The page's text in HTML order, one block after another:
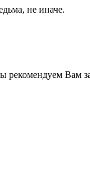
не иначе.
Вам